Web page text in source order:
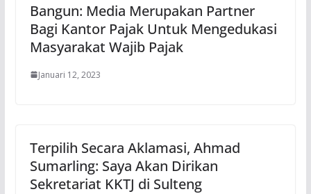
Bangun: Media Merupakan Partner
Bagi Kantor Pajak Untuk Mengedukasi
Masyarakat Wajib Pajak
Januari 12, 2023
Terpilih Secara Aklamasi, Ahmad
Sumarling: Saya Akan Dirikan
Sekretariat KKTJ di Sulteng